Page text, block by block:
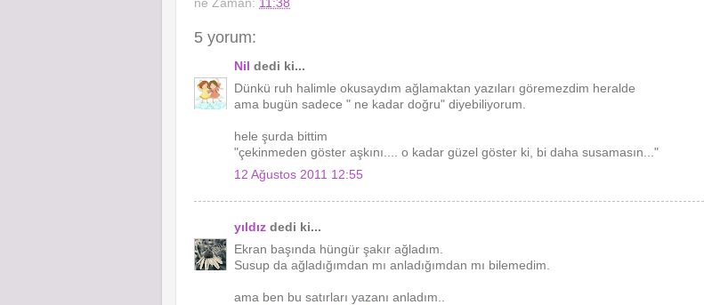
ne Zaman: 11:38
5 yorum:
Nil dedi ki...
Dünkü ruh halimle okusaydım ağlamaktan yazıları göremezdim heralde
ama bugün sadece " ne kadar doğru" diyebiliyorum.
hele şurda bittim
"çekinmeden göster aşkını.... o kadar güzel göster ki, bi daha susamasın..."
12 Ağustos 2011 12:55
yıldız dedi ki...
Ekran başında hüngür şakır ağladım.
Susup da ağladığımdan mı anladığımdan mı bilemedim.
ama ben bu satırları yazanı anladım..